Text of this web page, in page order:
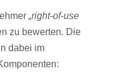
„right-of-use
zu bewerten. Die
dabei im